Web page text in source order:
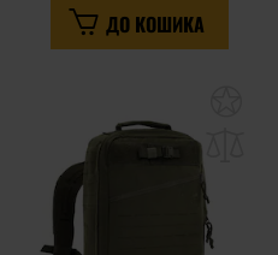
ДО КОШИКА